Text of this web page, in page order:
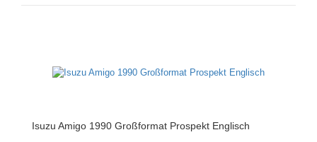
Isuzu Amigo 1990 Großformat Prospekt Englisch